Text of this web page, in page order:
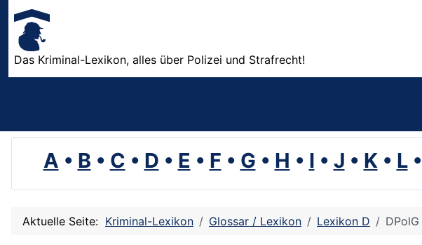
Das Kriminal-Lexikon, alles über Polizei und Strafrecht!
A • B • C • D • E • F • G • H • I • J • K• L•
Aktuelle Seite: Kriminal-Lexikon Glossar / Lexikon Lexikon D DPolG